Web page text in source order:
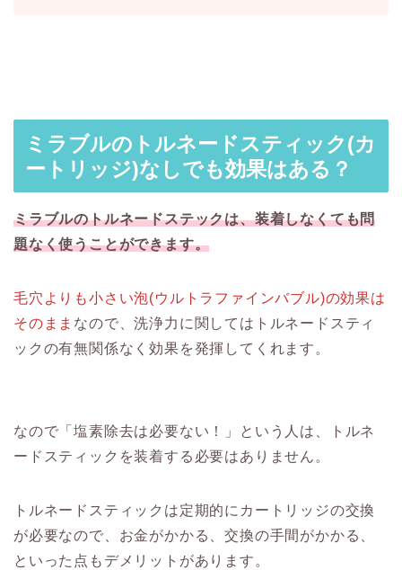
ミラブルのトルネードスティック(カ
ートリッジ)なしでも効果はある？
ミラブルのトルネードステックは、装着しなくても問
題なく使うことができます。
毛穴よりも小さい泡(ウルトラファインバブル)の効果は
そのまま なので、洗浄力に関してはトルネードスティ
ックの有無関係なく効果を発揮してくれます。
なので「塩素除去は必要ない！」という人は、トルネ
ードスティックを装着する必要はありません。
トルネードスティックは定期的にカートリッジの交換
が必要なので、お金がかかる、交換の手間がかかる、
といった点もデメリットがあります。